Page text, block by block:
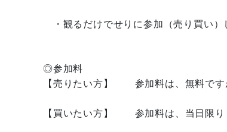
・観るだけでせりに参加（売り買い）
◎参加料
【売りたい方】 参加料は、無料です
【買いたい方】 参加料は、当日限り